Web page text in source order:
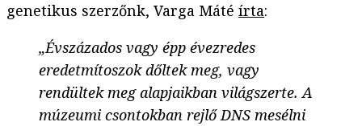
genetikus szerzőnk, Varga Máté írta:
„Évszázados vagy épp évezredes
eredetmítoszok dőltek meg, vagy
rendültek meg alapjaikban világszerte. A
múzeumi csontokban rejlő DNS mesélni